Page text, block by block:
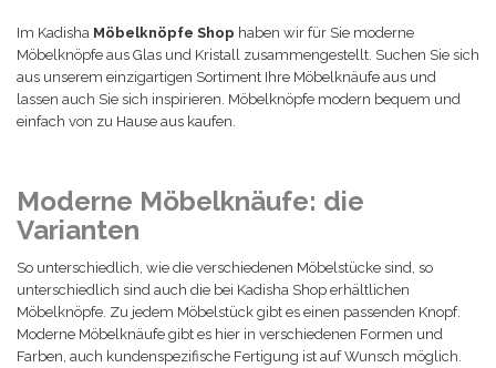
Im Kadisha Möbelknöpfe Shop haben wir für Sie moderne
Möbelknöpfe aus Glas und Kristall zusammengestellt. Suchen Sie sich
aus unserem einzigartigen Sortiment Ihre Möbelknäufe aus und
lassen auch Sie sich inspirieren. Möbelknöpfe modern bequem und
einfach von zu Hause aus kaufen.
Moderne Möbelknäufe: die
Varianten
So unterschiedlich, wie die verschiedenen Möbelstücke sind, so
unterschiedlich sind auch die bei Kadisha Shop erhältlichen
Möbelknöpfe. Zu jedem Möbelstück gibt es einen passenden Knopf.
Moderne Möbelknäufe gibt es hier in verschiedenen Formen und
Farben, auch kundenspezifische Fertigung ist auf Wunsch möglich.